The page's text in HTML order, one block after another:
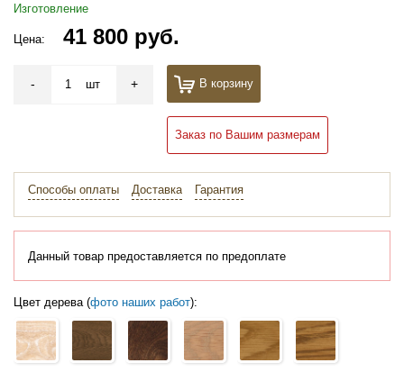
Изготовление
Цена: 41 800 руб.
- шт + В корзину
Заказ по Вашим размерам
Способы оплаты Доставка Гарантия
Данный товар предоставляется по предоплате
Цвет дерева (фото наших работ):